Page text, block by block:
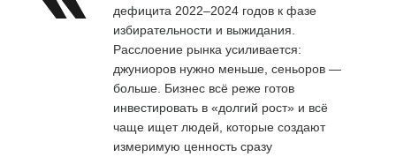
дефицита 2022–2024 годов к фазе
избирательности и выжидания.
Расслоение рынка усиливается:
джуниоров нужно меньше, сеньоров —
больше. Бизнес всё реже готов
инвестировать в «долгий рост» и всё
чаще ищет людей, которые создают
измеримую ценность сразу